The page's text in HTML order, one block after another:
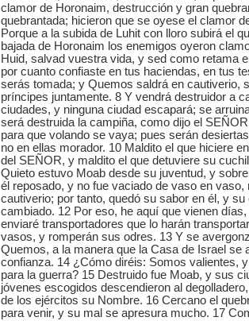
clamor de Horonaim, destrucción y gran
quebrantada; hicieron que se oyese el clamor
Porque a la subida de Luhit con lloro subirá el
bajada de Horonaim los enemigos oyeron
Huid, salvad vuestra vida, y sed como retama
por cuanto confiaste en tus haciendas, en tus
serás tomada; y Quemos saldrá en cautiverio,
príncipes juntamente. 8 Y vendrá destruidor a
ciudades, y ninguna ciudad escapará; se
será destruida la campiña, como dijo el
para que volando se vaya; pues serán
no en ellas morador. 10 Maldito el que hiciere
del SEÑOR, y maldito el que detuviere su
Quieto estuvo Moab desde su juventud, y
él reposado, y no fue vaciado de vaso en vaso,
cautiverio; por tanto, quedó su sabor en él, y su
cambiado. 12 Por eso, he aquí que vienen
enviaré transportadores que lo harán
vasos, y romperán sus odres. 13 Y se
Quemos, a la manera que la Casa de Israel se
confianza. 14 ¿Cómo diréis: Somos valientes,
para la guerra? 15 Destruido fue Moab, y sus
jóvenes escogidos descendieron al
de los ejércitos su Nombre. 16 Cercano el
para venir, y su mal se apresura mucho. 17